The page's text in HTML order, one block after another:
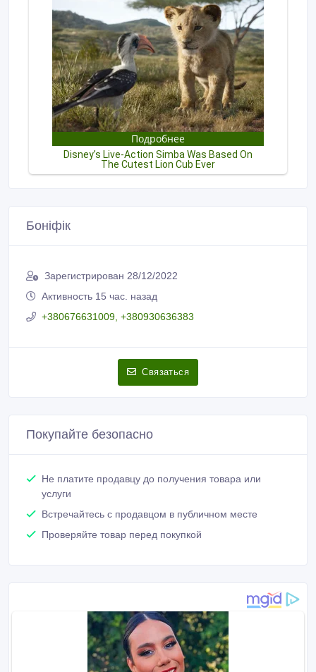
Боніфік
Зарегистрирован 28/12/2022
Активность 15 час. назад
+380676631009, +380930636383
Связаться
Покупайте безопасно
Не платите продавцу до получения товара или
услуги
Встречайтесь с продавцом в публичном месте
Проверяйте товар перед покупкой